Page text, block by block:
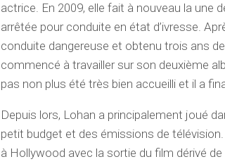
actrice. En 2009, elle fait à nouveau la une
arrêtée pour conduite en état d’ivresse.
conduite dangereuse et obtenu trois ans
commencé à travailler sur son deuxième
pas non plus été très bien accueilli et il a
Depuis lors, Lohan a principalement joué
petit budget et des émissions de
à Hollywood avec la sortie du film dérivé